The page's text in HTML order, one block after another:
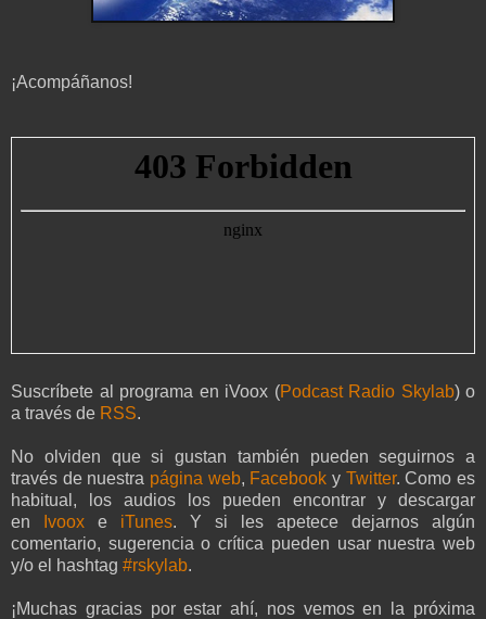
¡Acompáñanos!
Suscríbete al programa en iVoox (Podcast Radio Skylab) o
a través de RSS.
No olviden que si gustan también pueden seguirnos a
través de nuestra página web, Facebook y Twitter. Como es
habitual, los audios los pueden encontrar y descargar
en
Ivoox e iTunes. Y si les apetece dejarnos algún
comentario, sugerencia o crítica pueden usar nuestra web
y/o el hashtag #rskylab.
¡Muchas gracias por estar ahí, nos vemos en la próxima